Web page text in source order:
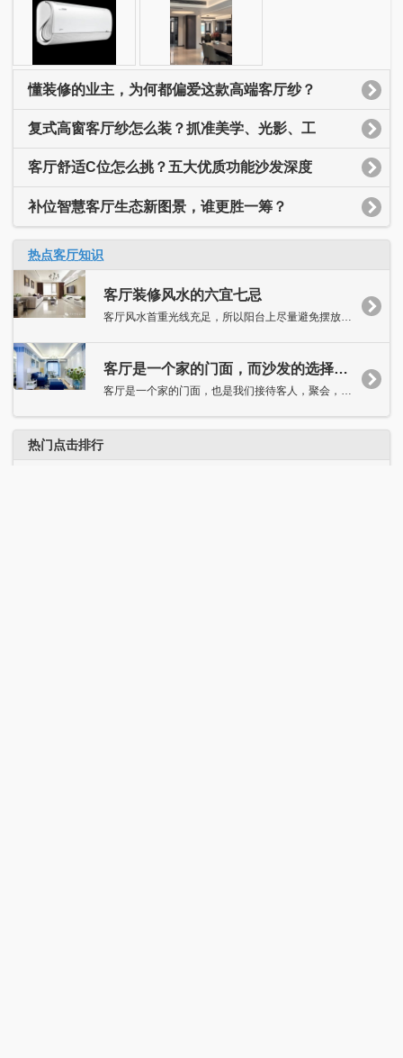
懂装修的业主，为何都偏爱这款高端客厅纱？
复式高窗客厅纱怎么装？抓准美学、光影、工
客厅舒适C位怎么挑？五大优质功能沙发深度
补位智慧客厅生态新图景，谁更胜一筹？
热点客厅知识
客厅装修风水的六宜七忌
客厅风水首重光线充足，所以阳台上尽量避免摆放太多浓密的盆栽，...
客厅是一个家的门面，而沙发的选择又尤其重要。客厅沙发你选对了吗？
热门点击排行